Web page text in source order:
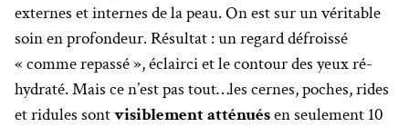
externes et internes de la peau. On est sur un véritable
soin en profondeur. Résultat : un regard défroissé
« comme repassé », éclairci et le contour des yeux ré-
hydraté. Mais ce n’est pas tout…les cernes, poches, rides
et ridules sontvisiblement atténuésen seulement 10